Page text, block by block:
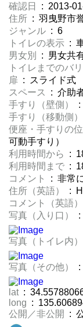
確認日
: 2013-
住所 : 羽曳野市
ジャンル : 6
トイレの表示 :
男女別
: 男女共
トイレまでのバ
扉 : スライド式
スペース
: 介助
手すり（壁側）
:
手すり（移動側）
便座・手すりの
可動手すり）
利用時間から
:
利用時間まで :
コメント
: 非常
住所（英語）
:
コメント（英語）
写真（入り口）
:
写真（トイレ内）
写真（その他） :
lat :
long :
公開／非公開
: